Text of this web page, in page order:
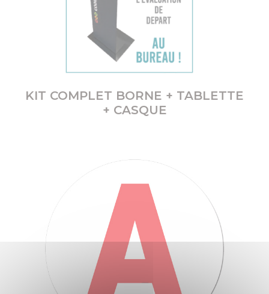
KIT COMPLET BORNE + TABLETTE
+ CASQUE